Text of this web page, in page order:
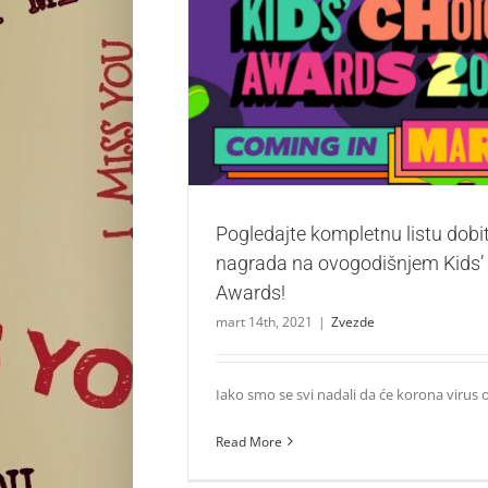
Pogledajte kompletnu listu dobitnika
ovogodišnjem Kids’ Choice
Zvezde
Pogledajte kompletnu listu
nagrada na ovogodišnjem
Awards!
mart 14th, 2021 | Zvezde
Iako smo se svi nadali da će korona virus
Read More